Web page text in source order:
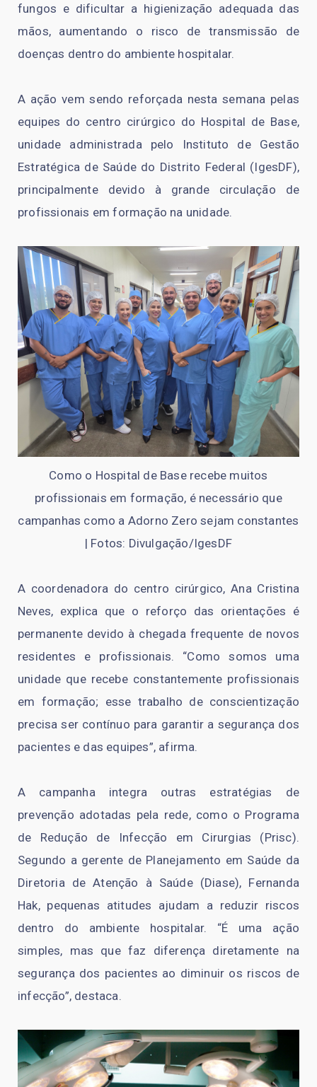
fungos e dificultar a higienização adequada das
mãos, aumentando o risco de transmissão de
doenças dentro do ambiente hospitalar.
A ação vem sendo reforçada nesta semana pelas
equipes do centro cirúrgico do Hospital de Base,
unidade administrada pelo Instituto de Gestão
Estratégica de Saúde do Distrito Federal (IgesDF),
principalmente devido à grande circulação de
profissionais em formação na unidade.
Como o Hospital de Base recebe muitos
profissionais em formação, é necessário que
campanhas como a Adorno Zero sejam constantes
| Fotos: Divulgação/IgesDF
A coordenadora do centro cirúrgico, Ana Cristina
Neves, explica que o reforço das orientações é
permanente devido à chegada frequente de novos
residentes e profissionais. “Como somos uma
unidade que recebe constantemente profissionais
em formação; esse trabalho de conscientização
precisa ser contínuo para garantir a segurança dos
pacientes e das equipes”, afirma.
A campanha integra outras estratégias de
prevenção adotadas pela rede, como o Programa
de Redução de Infecção em Cirurgias (Prisc).
Segundo a gerente de Planejamento em Saúde da
Diretoria de Atenção à Saúde (Diase), Fernanda
Hak, pequenas atitudes ajudam a reduzir riscos
dentro do ambiente hospitalar. “É uma ação
simples, mas que faz diferença diretamente na
segurança dos pacientes ao diminuir os riscos de
infecção”, destaca.